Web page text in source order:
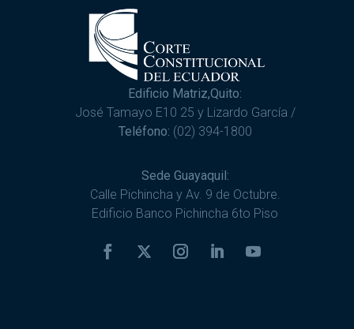
Edificio Matriz,Quito:
José Tamayo E10 25 y Lizardo García /
Teléfono: (02) 394-1800
Sede Guayaquil:
Calle Pichincha y Av. 9 de Octubre.
Edificio Banco Pichincha 6to Piso